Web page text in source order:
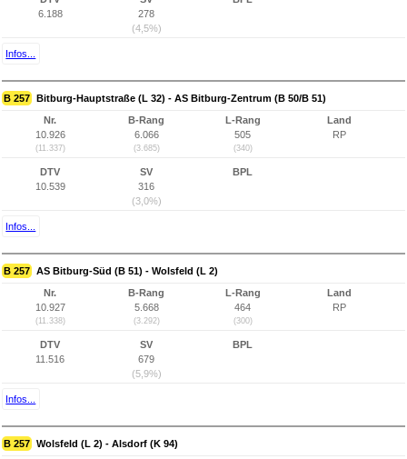
6.188
278
(4,5%)
Infos...
B 257 Bitburg-Hauptstraße (L 32) - AS Bitburg-Zentrum (B 50/B 51)
Nr.
10.926
(11.337)
B-Rang
6.066
(3.685)
L-Rang
505
(340)
Land
RP
DTV
10.539
SV
316
(3,0%)
BPL
Infos...
B 257 AS Bitburg-Süd (B 51) - Wolsfeld (L 2)
Nr.
10.927
(11.338)
B-Rang
5.668
(3.292)
L-Rang
464
(300)
Land
RP
DTV
11.516
SV
679
(5,9%)
BPL
Infos...
B 257 Wolsfeld (L 2) - Alsdorf (K 94)